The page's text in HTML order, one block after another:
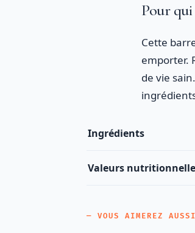
Pour
Cette
emporter.
de vie
Ingrédients
Valeurs
— VOUS AIMEREZ AUSSI